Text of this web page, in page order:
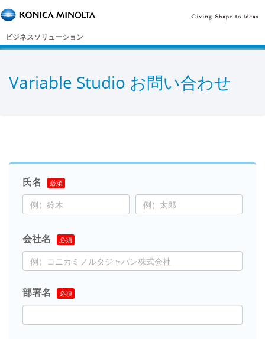
ビジネスソリューション
Variable Studio お問い合わせ
氏名
会社名
部署名